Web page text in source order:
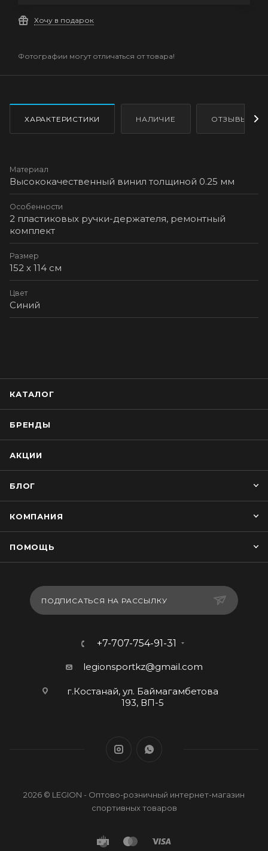
Хочу в подарок
Фотографии могут отличаться от товара!
ХАРАКТЕРИСТИКИ НАЛИЧИЕ ОТЗЫВЫ
Материал
Высококачественный винил толщиной 0.25 мм
Особенности
2 пластиковых ручки-держателя, ремонтный
комплект
Размер
152 х 114 см
Цвет
Синий
КАТАЛОГ
БРЕНДЫ
АКЦИИ
БЛОГ
КОМПАНИЯ
ПОМОЩЬ
ПОДПИСАТЬСЯ НА РАССЫЛКУ
+7-707-754-91-31
legionsportkz@gmail.com
г.Костанай, ул. Баймагамбетова
193, ВП-5
2026 © LEGION - Оптово-розничный интернет-магазин
спортивных товаров